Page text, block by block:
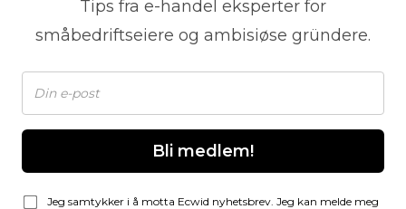
Tips fra e-handel eksperter for
småbedriftseiere og ambisiøse gründere.
Bli medlem!
Jeg samtykker i å motta Ecwid nyhetsbrev. Jeg kan melde meg